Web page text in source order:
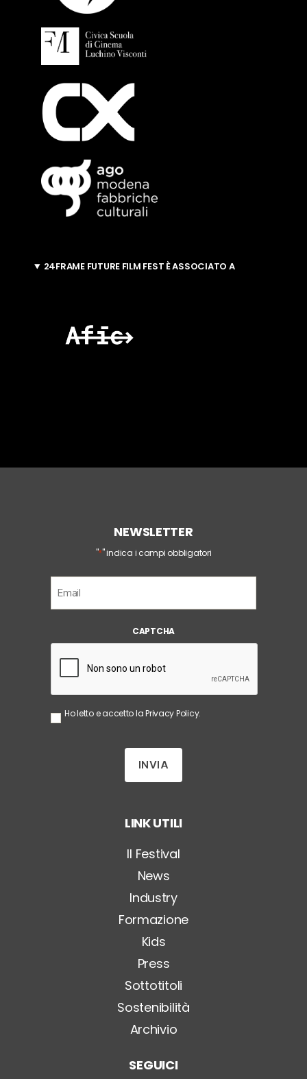
24FRAME FUTURE FILM FEST È ASSOCIATO A
NEWSLETTER
"*" indica i campi obbligatori
a
l
*
CAPTCHA
S
z
a
l
*
Ho letto e accetto laPrivacy Policy.
LINK UTILI
Il Festival
News
Industry
Formazione
Kids
Press
Sottotitoli
Sostenibilità
Archivio
SEGUICI